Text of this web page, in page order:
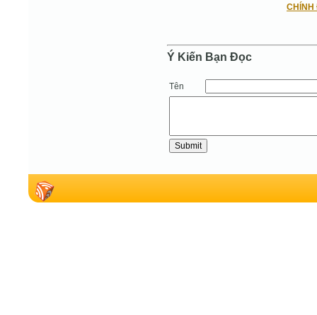
CHÍNH
Ý Kiến Bạn Ðọc
Tên